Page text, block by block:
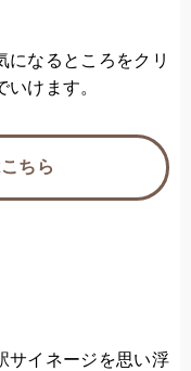
になるところをクリ
けます。
ちら
サイネージを思い浮